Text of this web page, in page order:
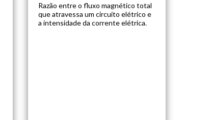
Razão entre o fluxo magnético total
que atravessa um circuito elétrico e
a intensidade da corrente elétrica.